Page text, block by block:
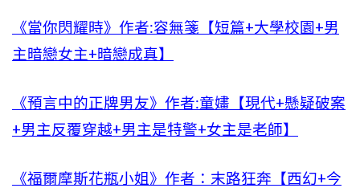
《當你閃耀時》作者:容無箋【短篇+大學校園+男
主暗戀女主+暗戀成真】
《預言中的正牌男友》作者:童嫿【現代+懸疑破案
+男主反覆穿越+男主是特警+女主是老師】
《福爾摩斯花瓶小姐》作者：末路狂奔【西幻+今